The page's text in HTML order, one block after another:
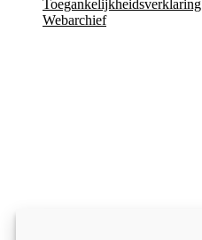
Toegankelijkheidsverklaring
Webarchief